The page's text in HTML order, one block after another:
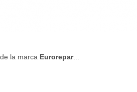
la marca Eurorepar...